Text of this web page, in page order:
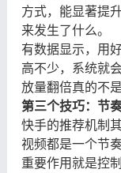
方式，能显著提
来发生了什么。
有数据显示，用
高不少，系统就
放量翻倍真的不是
第三个技巧：节
快手的推荐机制
视频都是一个节
重要作用就是控